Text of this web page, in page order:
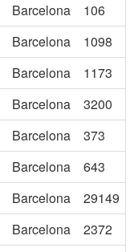
Barcelona
106
Barcelona
1098
Barcelona
1173
Barcelona
3200
Barcelona
373
Barcelona
643
Barcelona
29149
Barcelona
2372